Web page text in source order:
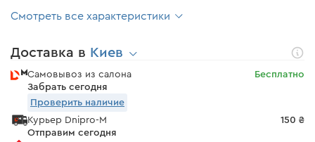
Смотреть все характеристики
Доставка в Киев
Самовывоз из салона
Забрать сегодня
Бесплатно
Проверить наличие
Курьер Dnipro-M
Отправим сегодня
150 ₴